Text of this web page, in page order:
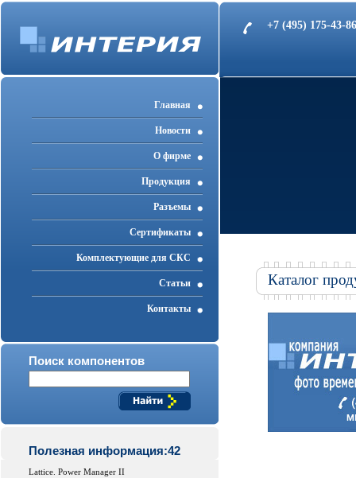
+7 (495) 175-43-
Главная
Новости
О фирме
Продукция
Разъемы
Cертификаты
Комплектующие для СКС
Статьи
Контакты
Поиск компонентов
Полезная информация:42
Lattice. Power Manager II
Каталог